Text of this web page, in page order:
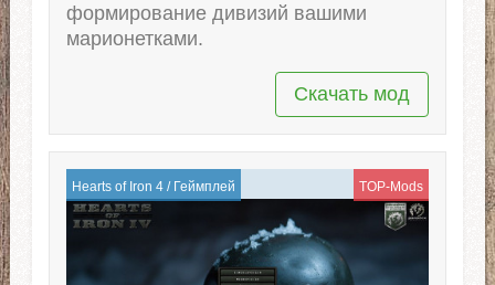
формирование дивизий вашими
марионетками.
Скачать мод
Hearts of Iron 4/ Геймплей TOP-Mods